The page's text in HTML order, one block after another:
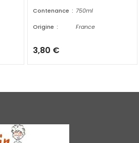
Contenance
750ml
Origine
France
3,80 €